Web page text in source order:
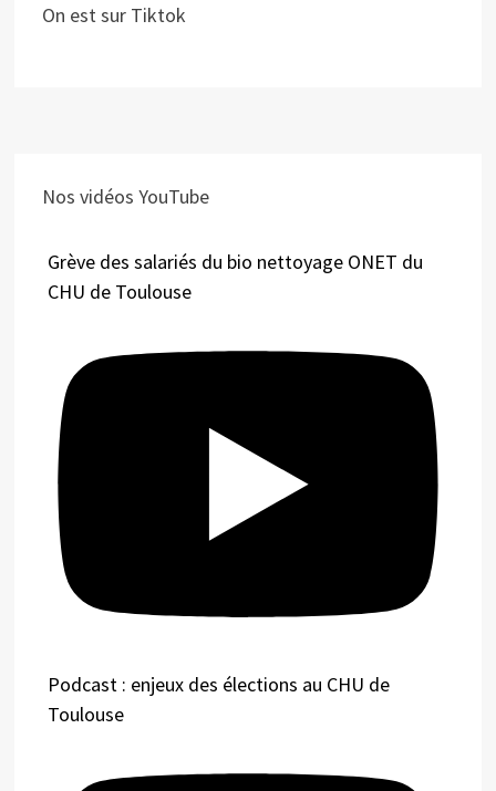
On est sur Tiktok
Nos vidéos YouTube
Grève des salariés du bio nettoyage ONET du
CHU de Toulouse
Podcast : enjeux des élections au CHU de
Toulouse